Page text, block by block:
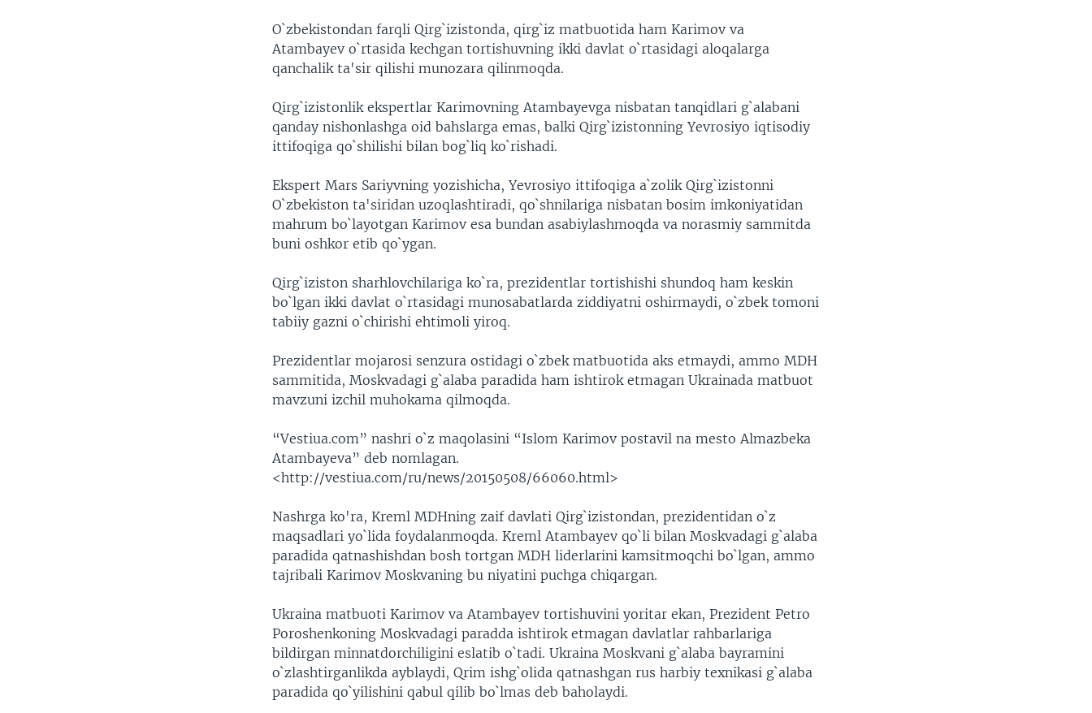
O`zbekistondan farqli Qirg`izistonda, qirg`iz matbuotida ham Karimov va
Atambayev o`rtasida kechgan tortishuvning ikki davlat o`rtasidagi aloqalarga
qanchalik ta'sir qilishi munozara qilinmoqda.
Qirg`izistonlik ekspertlar Karimovning Atambayevga nisbatan tanqidlari g`alabani
qanday nishonlashga oid bahslarga emas, balki Qirg`izistonning Yevrosiyo iqtisodiy
ittifoqiga qo`shilishi bilan bog`liq ko`rishadi.
Ekspert Mars Sariyvning yozishicha, Yevrosiyo ittifoqiga a`zolik Qirg`izistonni
O`zbekiston ta'siridan uzoqlashtiradi, qo`shnilariga nisbatan bosim imkoniyatidan
mahrum bo`layotgan Karimov esa bundan asabiylashmoqda va norasmiy sammitda
buni oshkor etib qo`ygan.
Qirg`iziston sharhlovchilariga ko`ra, prezidentlar tortishishi shundoq ham keskin
bo`lgan ikki davlat o`rtasidagi munosabatlarda ziddiyatni oshirmaydi, o`zbek tomoni
tabiiy gazni o`chirishi ehtimoli yiroq.
Prezidentlar mojarosi senzura ostidagi o`zbek matbuotida aks etmaydi, ammo MDH
sammitida, Moskvadagi g`alaba paradida ham ishtirok etmagan Ukrainada matbuot
mavzuni izchil muhokama qilmoqda.
“Vestiua.com” nashri o`z maqolasini “Islom Karimov postavil na mesto Almazbeka
Atambayeva” deb nomlagan.
<http://vestiua.com/ru/news/20150508/66060.html>
Nashrga ko'ra, Kreml MDHning zaif davlati Qirg`izistondan, prezidentidan o`z
maqsadlari yo`lida foydalanmoqda. Kreml Atambayev qo`li bilan Moskvadagi g`alaba
paradida qatnashishdan bosh tortgan MDH liderlarini kamsitmoqchi bo`lgan, ammo
tajribali Karimov Moskvaning bu niyatini puchga chiqargan.
Ukraina matbuoti Karimov va Atambayev tortishuvini yoritar ekan, Prezident Petro
Poroshenkoning Moskvadagi paradda ishtirok etmagan davlatlar rahbarlariga
bildirgan minnatdorchiligini eslatib o`tadi. Ukraina Moskvani g`alaba bayramini
o`zlashtirganlikda ayblaydi, Qrim ishg`olida qatnashgan rus harbiy texnikasi g`alaba
paradida qo`yilishini qabul qilib bo`lmas deb baholaydi.